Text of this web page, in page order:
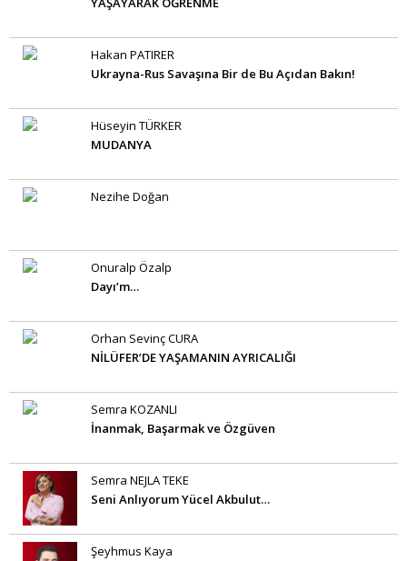
Hakan PATIRER
Ukrayna-Rus Savaşına Bir de Bu Açıdan Bakın!
Hüseyin TÜRKER
MUDANYA
Nezihe Doğan
Onuralp Özalp
Dayı’m…
Orhan Sevinç CURA
NİLÜFER’DE YAŞAMANIN AYRICALIĞI
Semra KOZANLI
İnanmak, Başarmak ve Özgüven
Semra NEJLA TEKE
Seni Anlıyorum Yücel Akbulut…
Şeyhmus Kaya